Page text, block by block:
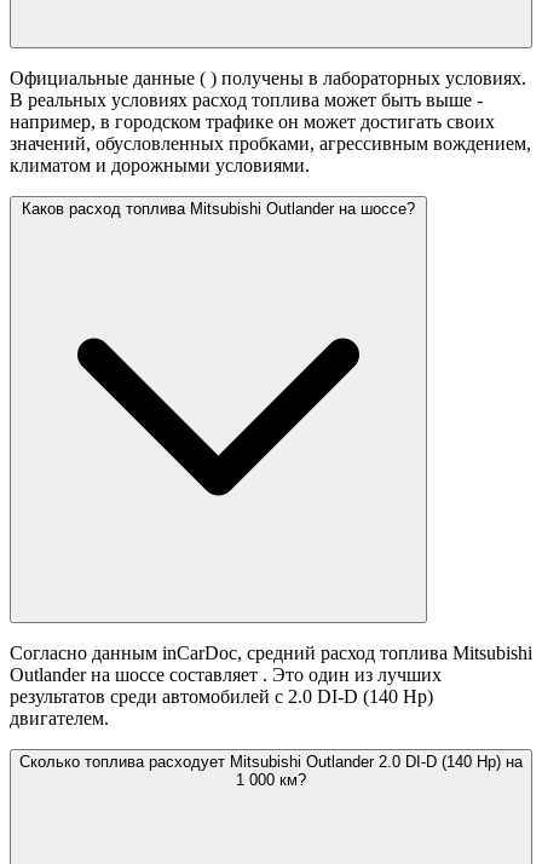
Официальные данные ( ) получены в лабораторных условиях.
В реальных условиях расход топлива может быть выше -
например, в городском трафике он может достигать своих
значений, обусловленных пробками, агрессивным вождением,
климатом и дорожными условиями.
Каков расход топлива Mitsubishi Outlander на шоссе?
Согласно данным inCarDoc, средний расход топлива Mitsubishi
Outlander на шоссе составляет . Это один из лучших
результатов среди автомобилей с 2.0 DI-D (140 Hp)
двигателем.
Сколько топлива расходует Mitsubishi Outlander 2.0 DI-D (140 Hp) на
1 000 км?